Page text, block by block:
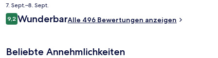
Preis
beträgt
44 €.
7. Sept.–8. Sept.
Bewertungen
9,29,2 von 10.
WunderbarAlle 496 Bewertungen anzeigen
Beliebte Annehmlichkeiten